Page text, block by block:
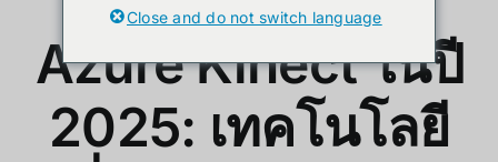
Azure Kinect ในปี
2025: เทคโนโลยี
Close and do not switch language